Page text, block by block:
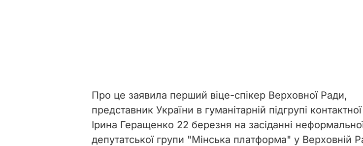
Про це заявила перший віце-спікер Верховної Ради,
представник України в гуманітарній підгрупі
Ірина Геращенко 22 березня на засіданні
депутатської групи "Мінська платформа" у Верховній